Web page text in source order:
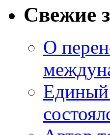
Свежие
О
Единый